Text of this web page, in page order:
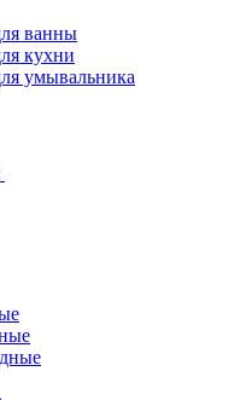
ванны
кухни
умывальника